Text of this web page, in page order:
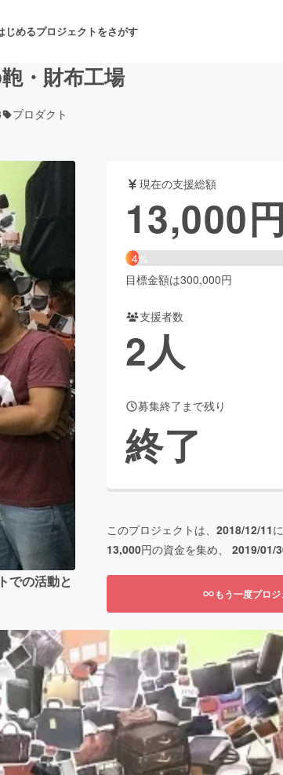
じめるプロジェクトをさがす
舞台・パフォーマンス
フ
アニメ・漫画
ビューティー・ヘルスケア
CAMPFIRE Creation
machi-yaコミュニティ
・財布工場
プロダクト
での活動と
現在の支援総額
13,000円
4%
目標金額は300,000円
支援者数
2人
募集終了まで残り
終了
このプロジェクトは、 2018/12/11
13,000円の資金を集め、 2019/01/
もう一度プロ